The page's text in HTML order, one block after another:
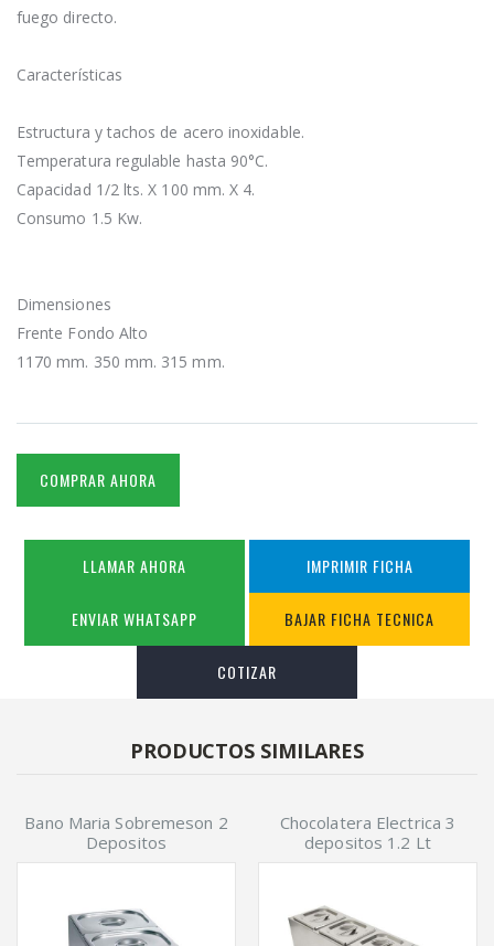
fuego directo.
Características
Estructura y tachos de acero inoxidable.
Temperatura regulable hasta 90°C.
Capacidad 1/2 lts. X 100 mm. X 4.
Consumo 1.5 Kw.
Dimensiones
Frente Fondo Alto
1170 mm. 350 mm. 315 mm.
COMPRAR AHORA
LLAMAR AHORA IMPRIMIR FICHA
ENVIAR WHATSAPP BAJAR FICHA TECNICA
COTIZAR
PRODUCTOS SIMILARES
Bano Maria Sobremeson 2
Depositos
Chocolatera Electrica 3
depositos 1.2 Lt